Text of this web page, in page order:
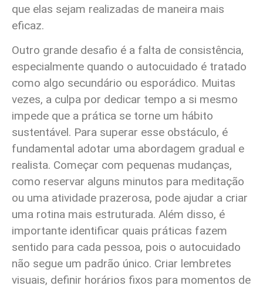
que elas sejam realizadas de maneira mais
eficaz.
Outro grande desafio é a falta de consistência,
especialmente quando o autocuidado é tratado
como algo secundário ou esporádico. Muitas
vezes, a culpa por dedicar tempo a si mesmo
impede que a prática se torne um hábito
sustentável. Para superar esse obstáculo, é
fundamental adotar uma abordagem gradual e
realista. Começar com pequenas mudanças,
como reservar alguns minutos para meditação
ou uma atividade prazerosa, pode ajudar a criar
uma rotina mais estruturada. Além disso, é
importante identificar quais práticas fazem
sentido para cada pessoa, pois o autocuidado
não segue um padrão único. Criar lembretes
visuais, definir horários fixos para momentos de